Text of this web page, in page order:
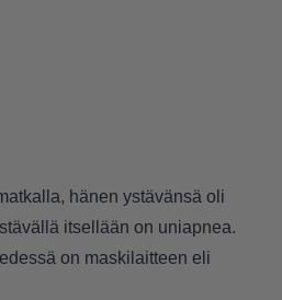
hänen ystävänsä oli
itsellään on uniapnea.
on maskilaitteen eli